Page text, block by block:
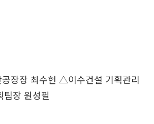
장장 최수헌 △이수건설 기획관리
팀장 원성필